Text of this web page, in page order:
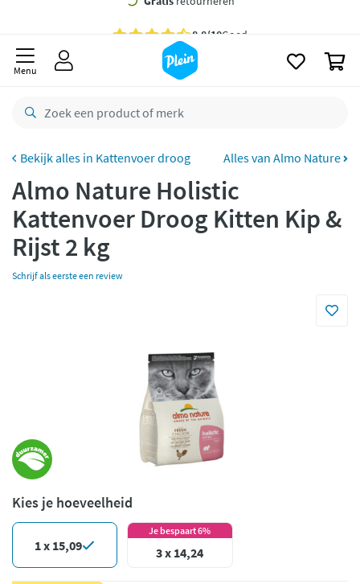
besteld,
retourneren
CO2 neutraal bezorgd
Betaal met Klarna
Menu
Kattenvoer droog Alles van Almo Nature
Almo Nature Holistic
Kattenvoer Droog Kitten Kip &
Rijst 2 kg
Schrijf als eerste een review
Kies je hoeveelheid
1 x 15,09
Je bespaart 6%
3 x 14,24